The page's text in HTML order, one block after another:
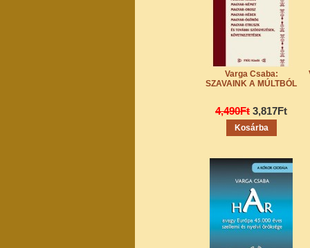
Varga Csaba:
SZAVAINK A MÚLTBÓL
4,490Ft 3,817Ft